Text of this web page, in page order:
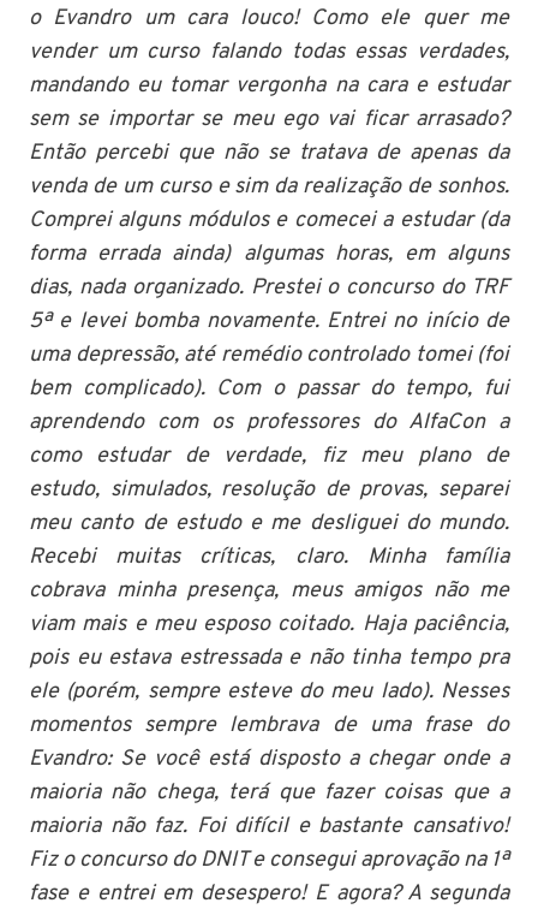
o Evandro um cara louco! Como ele quer me
vender um curso falando todas essas verdades,
mandando eu tomar vergonha na cara e estudar
sem se importar se meu ego vai ficar arrasado?
Então percebi que não se tratava de apenas da
venda de um curso e sim da realização de sonhos.
Comprei alguns módulos e comecei a estudar (da
forma errada ainda) algumas horas, em alguns
dias, nada organizado. Prestei o concurso do TRF
5ª e levei bomba novamente. Entrei no início de
uma depressão, até remédio controlado tomei (foi
bem complicado). Com o passar do tempo, fui
aprendendo com os professores do AlfaCon a
como estudar de verdade, fiz meu plano de
estudo, simulados, resolução de provas, separei
meu canto de estudo e me desliguei do mundo.
Recebi muitas críticas, claro. Minha família
cobrava minha presença, meus amigos não me
viam mais e meu esposo coitado. Haja paciência,
pois eu estava estressada e não tinha tempo pra
ele (porém, sempre esteve do meu lado). Nesses
momentos sempre lembrava de uma frase do
Evandro: Se você está disposto a chegar onde a
maioria não chega, terá que fazer coisas que a
maioria não faz. Foi difícil e bastante cansativo!
Fiz o concurso do DNIT e consegui aprovação na 1ª
fase e entrei em desespero! E agora? A segunda